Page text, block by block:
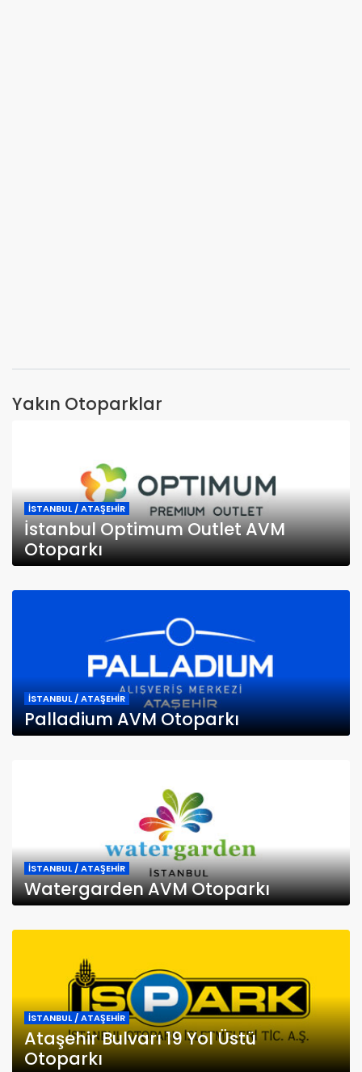
Yakın Otoparklar
İSTANBUL / ATAŞEHİR
İstanbul Optimum Outlet AVM
Otoparkı
İSTANBUL / ATAŞEHİR
Palladium AVM Otoparkı
İSTANBUL / ATAŞEHİR
Watergarden AVM Otoparkı
İSTANBUL / ATAŞEHİR
Ataşehir Bulvarı 19 Yol Üstü
Otoparkı